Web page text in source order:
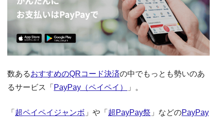
数あるおすすめのQRコード決済の中でもっとも勢いのあ
るサービス「 PayPay（ペイペイ） 」。
「 超ペイペイジャンボ 」や「 超PayPay祭 」などのPayPay